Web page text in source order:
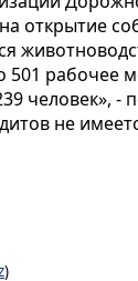
открытие
рабочее
человек», -
не
)